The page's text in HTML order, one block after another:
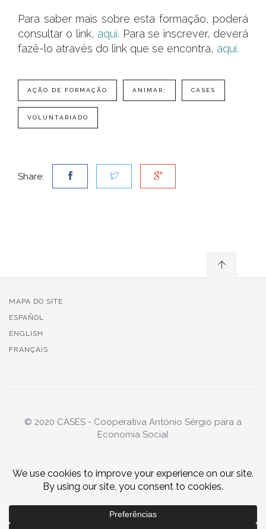
Para saber mais sobre esta formação, poderá
consultar o link, aqui. Para se inscrever, deverá
fazê-lo através do link que se encontra, aqui.
AÇÃO DE FORMAÇÃO ANIMAR; CASES
VOLUNTARIADO
Share:
MAPA DO SITE
ESPAÑOL
ENGLISH
FRANÇAIS
© 2020 CASES - Cooperativa António Sérgio para a
Economia Social